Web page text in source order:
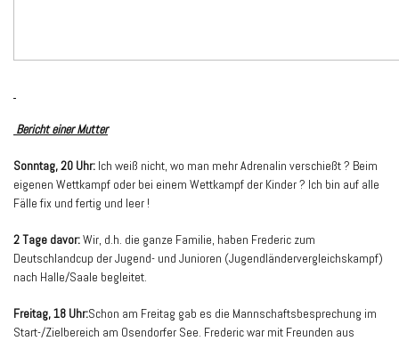
Bericht einer Mutter
Sonntag, 20 Uhr: Ich weiß nicht, wo man mehr Adrenalin verschießt ? Beim
eigenen Wettkampf oder bei einem Wettkampf der Kinder ? Ich bin auf alle
Fälle fix und fertig und leer !
2 Tage davor:Wir, d.h. die ganze Familie, haben Frederic zum
Deutschlandcup der Jugend- und Junioren (Jugendländervergleichskampf)
nach Halle/Saale begleitet.
Freitag, 18 Uhr:Schon am Freitag gab es die Mannschaftsbesprechung im
Start-/Zielbereich am Osendorfer See. Frederic war mit Freunden aus